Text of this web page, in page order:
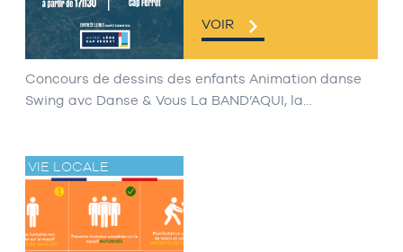
VOIR
Concours de dessins des enfants Animation danse
Swing avc Danse & Vous La BAND’AQUI, la…
VIE LOCALE